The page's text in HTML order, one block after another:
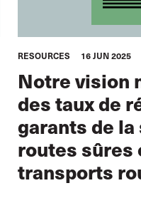
RESOURCES 16 JUN 2025
Notre vision
des taux de
garants de
routes sûres
transports